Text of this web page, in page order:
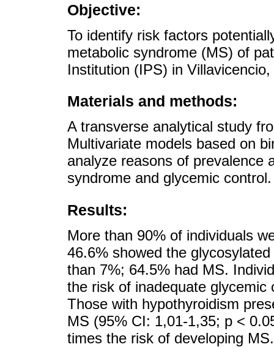
Objective:
To identify risk factors
metabolic syndrome (MS) of
Institution (IPS) in
Materials and methods:
A transverse analytical study
Multivariate models based on
analyze reasons of prevalence
syndrome and glycemic control.
Results:
More than 90% of individuals
46.6% showed the
than 7%; 64.5% had MS.
the risk of inadequate
Those with hypothyroidism
MS (95% CI: 1,01-1,35; p <
times the risk of developing MS.